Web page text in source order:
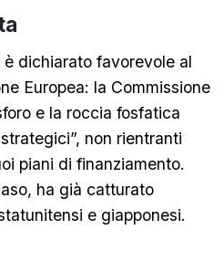
dichiarato favorevole al
Europea: la Commissione
e la roccia fosfatica
non rientranti
piani di finanziamento.
ha già catturato
e giapponesi.